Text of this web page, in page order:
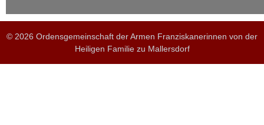
© 2026 Ordensgemeinschaft der Armen Franziskanerinnen von der
Heiligen Familie zu Mallersdorf